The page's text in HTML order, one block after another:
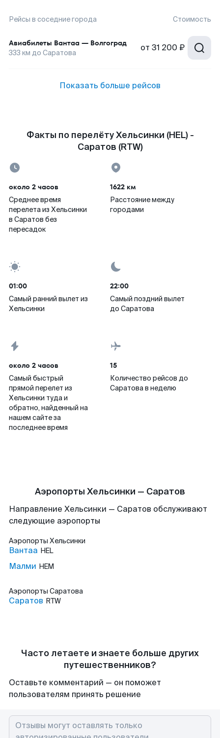
Рейсы в соседние города Стоимость
Авиабилеты Вантаа — Волгоград
333 км до Саратова от 31 200 ₽
Показать больше рейсов
Факты по перелёту Хельсинки (HEL) -
Саратов (RTW)
около 2 часов
Среднее время
перелета из Хельсинки
в Саратов без
пересадок
1622 км
Расстояние между
городами
01:00
Самый ранний вылет из
Хельсинки
22:00
Самый поздний вылет
до Саратова
около 2 часов
Самый быстрый
прямой перелет из
Хельсинки туда и
обратно, найденный на
нашем сайте за
последнее время
15
Количество рейсов до
Саратова в неделю
Аэропорты Хельсинки — Саратов
Направление Хельсинки — Саратов обслуживают
следующие аэропорты
Аэропорты Хельсинки
Вантаа HEL
Малми HEM
Аэропорты Саратова
Саратов RTW
Часто летаете и знаете больше других
путешественников?
Оставьте комментарий — он поможет
пользователям принять решение